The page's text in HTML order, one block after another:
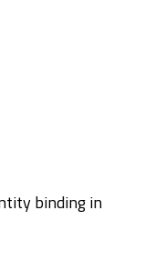
binding in